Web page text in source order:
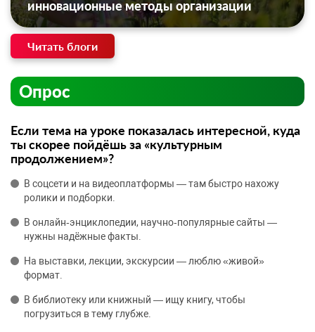
инновационные методы организации
Читать блоги
Опрос
Если тема на уроке показалась интересной, куда
ты скорее пойдёшь за «культурным
продолжением»?
В соцсети и на видеоплатформы — там быстро нахожу
ролики и подборки.
В онлайн‑энциклопедии, научно‑популярные сайты —
нужны надёжные факты.
На выставки, лекции, экскурсии — люблю «живой»
формат.
В библиотеку или книжный — ищу книгу, чтобы
погрузиться в тему глубже.